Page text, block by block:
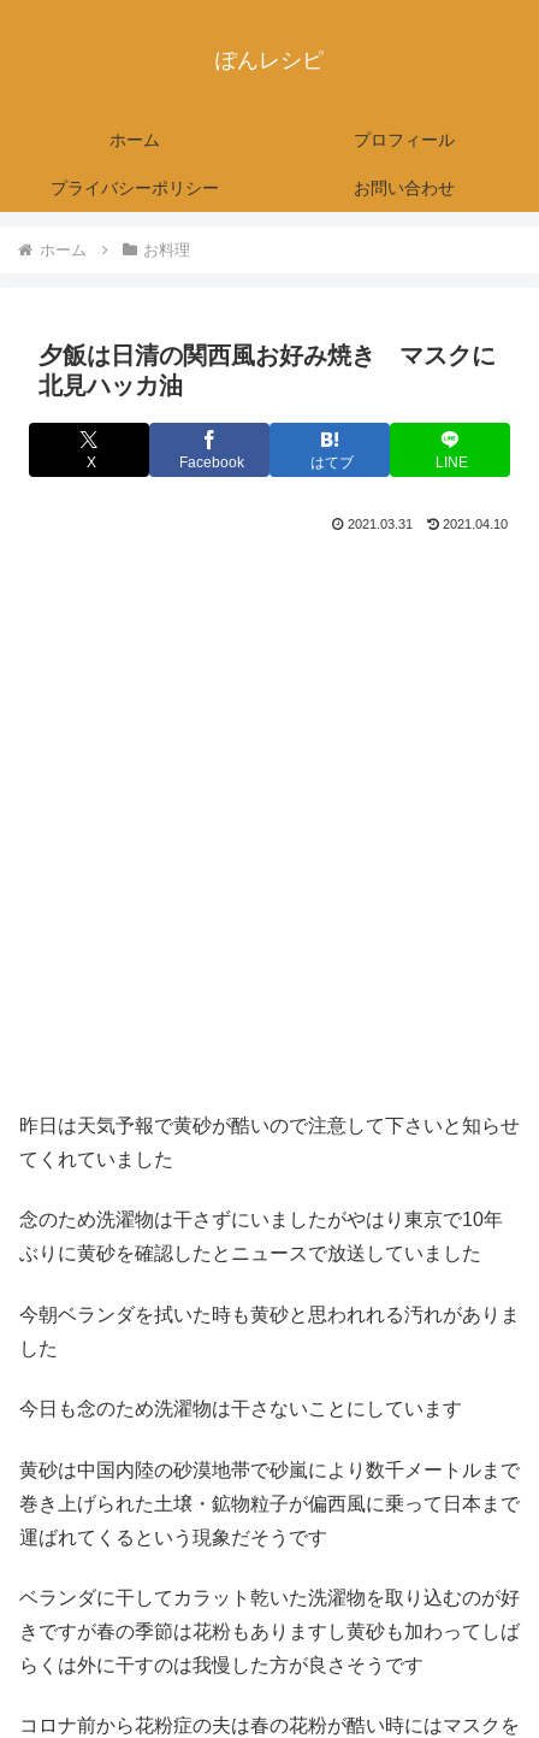
ぽんレシピ
ホーム プロフィール
プライバシーポリシー お問い合わせ
ホーム お料理
夕飯は日清の関西風お好み焼き マスクに
北見ハッカ油
X Facebook はてブ LINE
2021.03.31 2021.04.10
昨日は天気予報で黄砂が酷いので注意して下さいと知らせ
てくれていました
念のため洗濯物は干さずにいましたがやはり東京で10年
ぶりに黄砂を確認したとニュースで放送していました
今朝ベランダを拭いた時も黄砂と思われれる汚れがありま
した
今日も念のため洗濯物は干さないことにしています
黄砂は中国内陸の砂漠地帯で砂嵐により数千メートルまで
巻き上げられた土壌・鉱物粒子が偏西風に乗って日本まで
運ばれてくるという現象だそうです
ベランダに干してカラット乾いた洗濯物を取り込むのが好
きですが春の季節は花粉もありますし黄砂も加わってしば
らくは外に干すのは我慢した方が良さそうです
コロナ前から花粉症の夫は春の花粉が酷い時にはマスクを